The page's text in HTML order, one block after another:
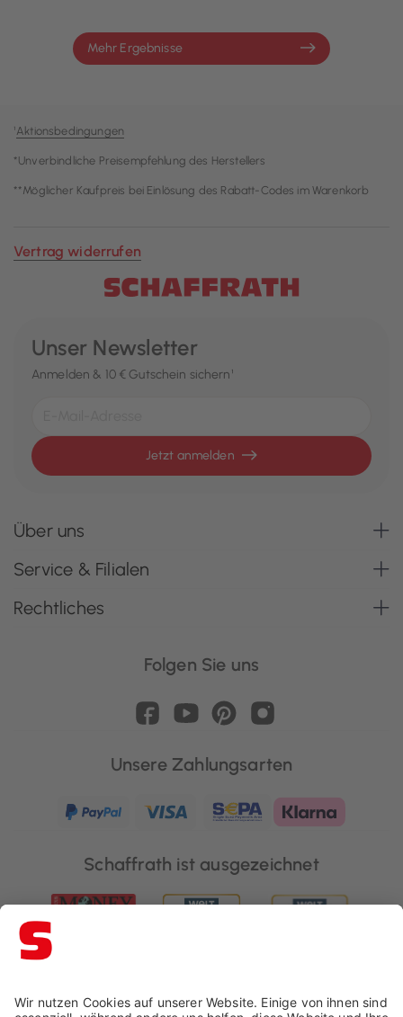
Mehr Ergebnisse
¹Aktionsbedingungen
*Unverbindliche Preisempfehlung des Herstellers
**Möglicher Kaufpreis bei Einlösung des Rabatt-Codes im Warenkorb
Vertrag widerrufen
Unser Newsletter
Anmelden & 10 € Gutschein sichern¹
Jetzt anmelden
Über uns
Service & Filialen
Rechtliches
Folgen Sie uns
Unsere Zahlungsarten
Schaffrath ist ausgezeichnet